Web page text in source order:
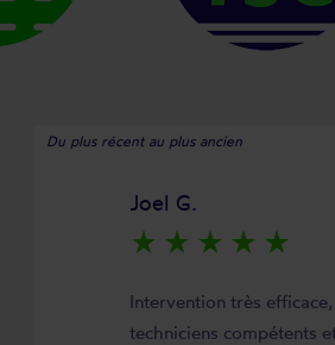
Du plus récent au plus ancien
Joel G.
star_rate star_rate star_rate star_rate star_rate
Intervention très
techniciens compétents